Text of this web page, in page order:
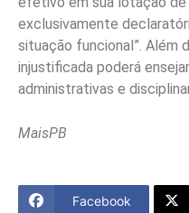
exclusivamente
situação funcional”. Além
injustificada poderá
administrativas e
MaisPB
Facebook